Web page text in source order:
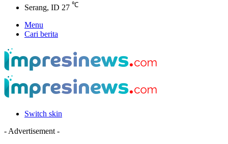
Serang, ID 27 ℃
Menu
Cari berita
Switch skin
- Advertisement -